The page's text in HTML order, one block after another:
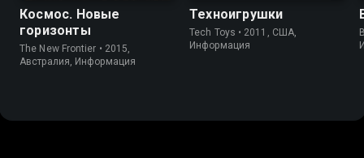
Космос. Новые
горизонты
The New Frontier • 2015,
Австралия, Информация
Техноигрушки
Tech Toys • 2011, США,
Информация